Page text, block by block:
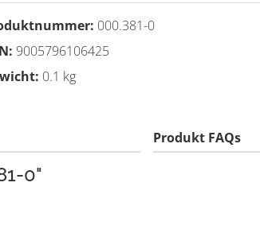
000.381-0
9005796106425
0.1 kg
Produkt FAQs
0"